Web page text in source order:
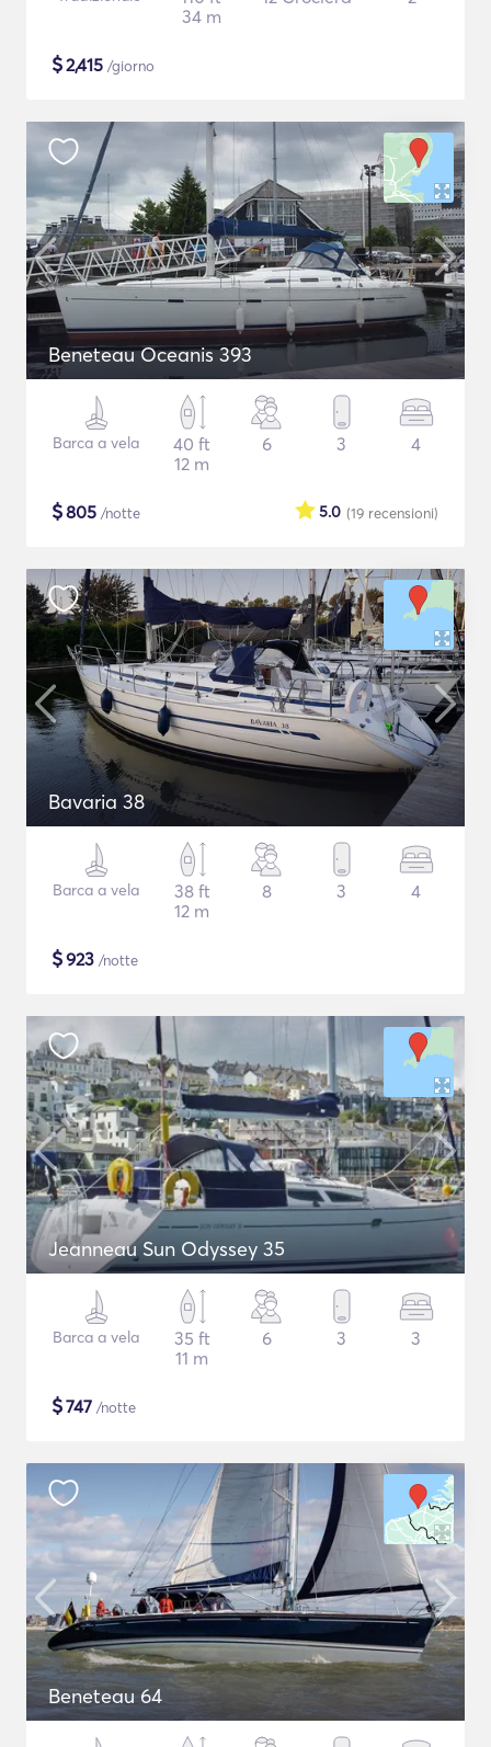
34 m
$2,415 /giorno
Beneteau Oceanis 393
Barca a vela
40 ft
12 m
6 3 4
$805 /notte (19 recensioni)
5.0
Bavaria 38
Barca a vela
38 ft
12 m
8 3 4
$923 /notte
Jeanneau Sun Odyssey 35
Barca a vela
35 ft
11 m
6 3 3
$747 /notte
Beneteau 64